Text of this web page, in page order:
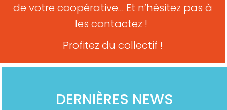
de votre coopérative… Et n’hésitez pas à
les contactez !
Profitez du collectif !
DERNIÈRES NEWS